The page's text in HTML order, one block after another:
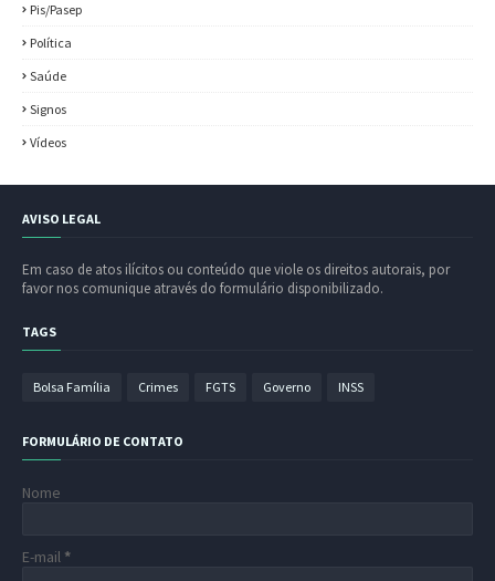
Pis/Pasep
Política
Saúde
Signos
Vídeos
AVISO LEGAL
Em caso de atos ilícitos ou conteúdo que viole os direitos autorais, por
favor nos comunique através do formulário disponibilizado.
TAGS
Bolsa Família Crimes FGTS Governo INSS
FORMULÁRIO DE CONTATO
Nome
E-mail *